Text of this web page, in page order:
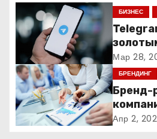
я
п
о
з
а
БИЗНЕС
Мар 28,
БРЕНДИНГ
Бренд-
Апр 2,